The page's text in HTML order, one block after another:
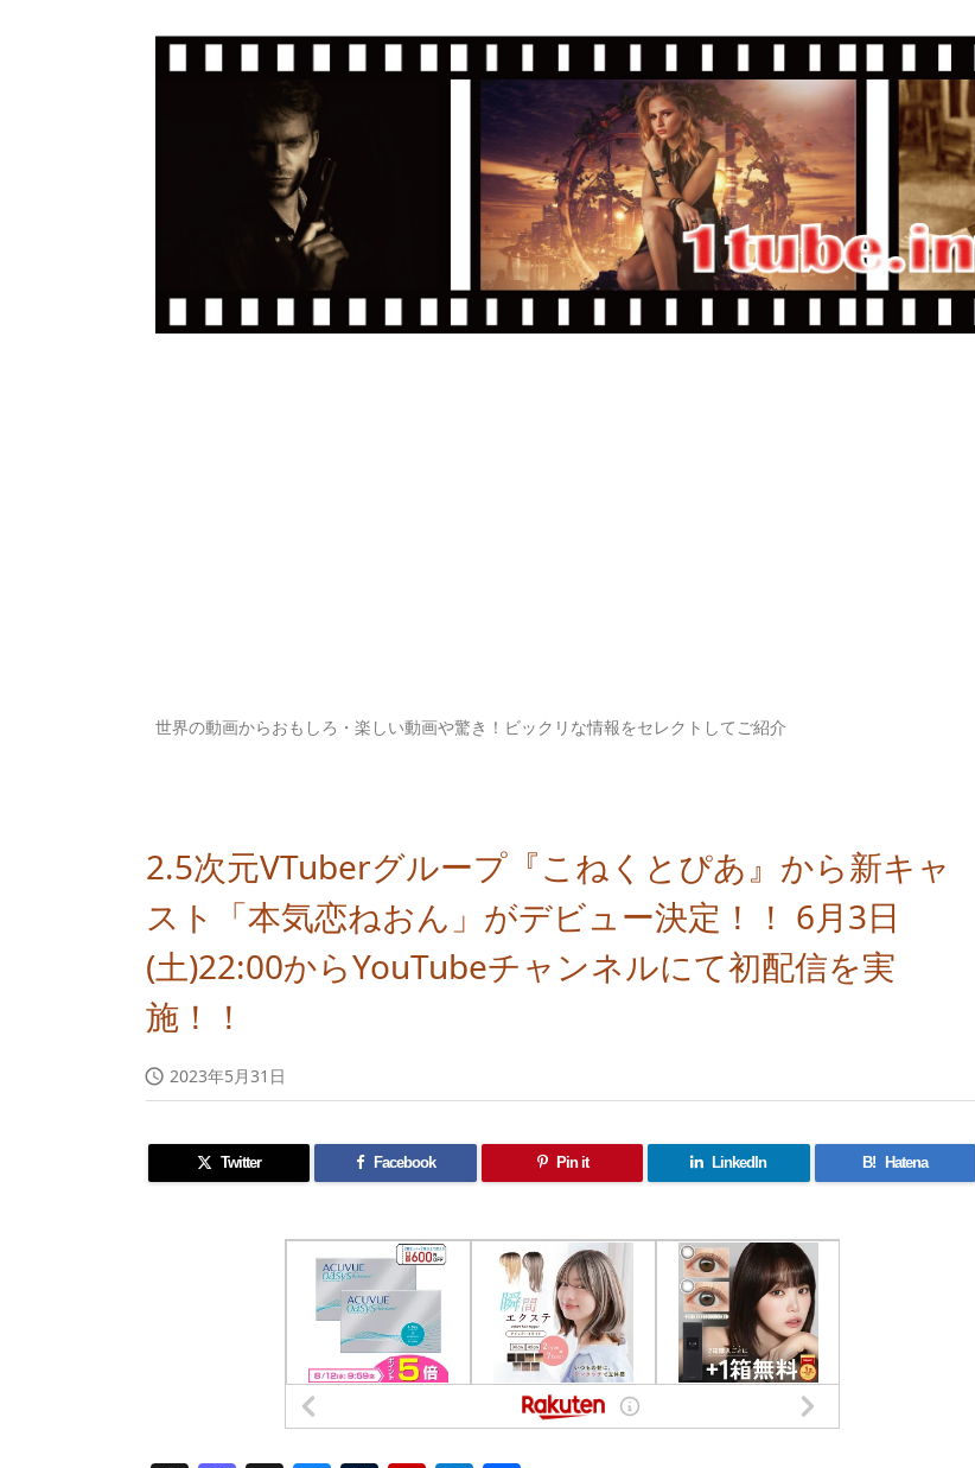
世界の動画からおもしろ・楽しい動画や驚き！ビックリな情報をセレクトしてご紹介
2.5次元VTuberグループ『こねくとぴあ』から新キャ
スト「本気恋ねおん」がデビュー決定！！ 6月3日
(土)22:00からYouTubeチャンネルにて初配信を実
施！！
 2023年5月31日
Twitter Facebook Pin it LinkedIn B! Hatena